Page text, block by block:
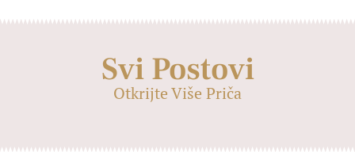
Svi Postovi
Otkrijte Više Priča